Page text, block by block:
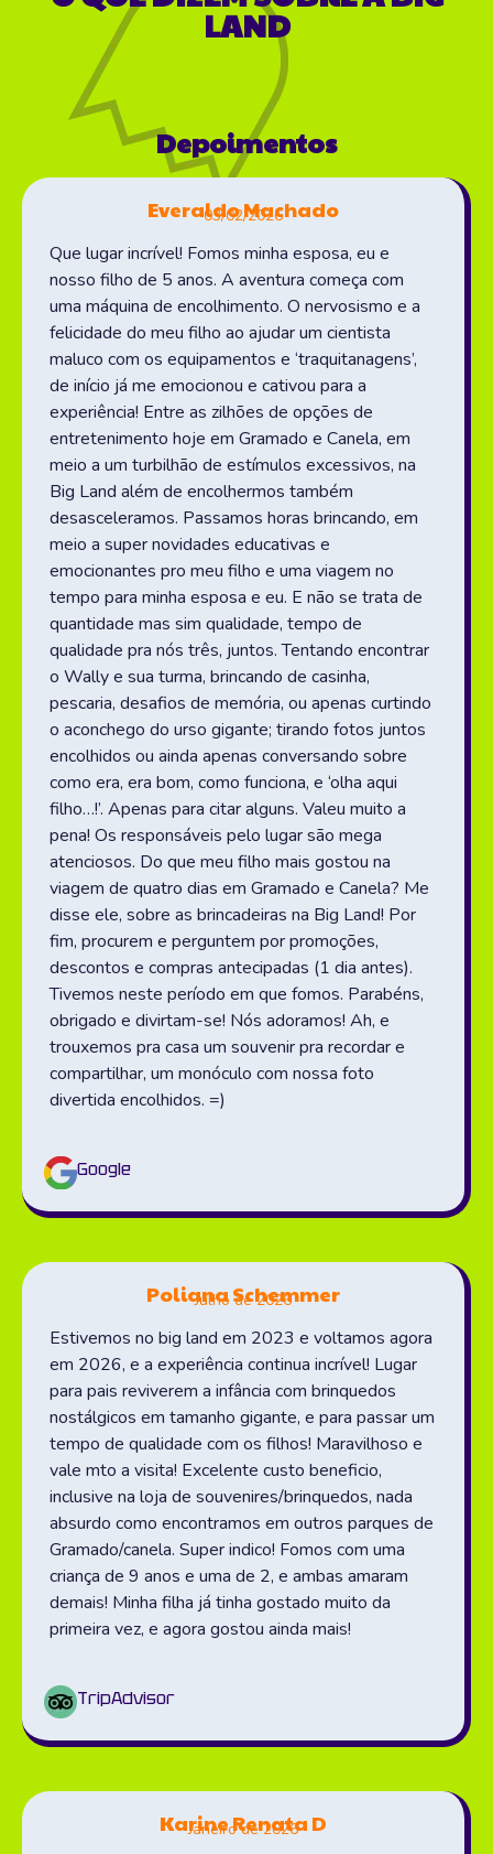
LAND
Depoimentos
Everaldo Machado
03/02/2026
Que lugar incrível! Fomos minha esposa, eu e
nosso filho de 5 anos. A aventura começa com
uma máquina de encolhimento. O nervosismo e a
felicidade do meu filho ao ajudar um cientista
maluco com os equipamentos e ‘traquitanagens’,
de início já me emocionou e cativou para a
experiência! Entre as zilhões de opções de
entretenimento hoje em Gramado e Canela, em
meio a um turbilhão de estímulos excessivos, na
Big Land além de encolhermos também
desasceleramos. Passamos horas brincando, em
meio a super novidades educativas e
emocionantes pro meu filho e uma viagem no
tempo para minha esposa e eu. E não se trata de
quantidade mas sim qualidade, tempo de
qualidade pra nós três, juntos. Tentando encontrar
o Wally e sua turma, brincando de casinha,
pescaria, desafios de memória, ou apenas curtindo
o aconchego do urso gigante; tirando fotos juntos
encolhidos ou ainda apenas conversando sobre
como era, era bom, como funciona, e ‘olha aqui
filho…!’. Apenas para citar alguns. Valeu muito a
pena! Os responsáveis pelo lugar são mega
atenciosos. Do que meu filho mais gostou na
viagem de quatro dias em Gramado e Canela? Me
disse ele, sobre as brincadeiras na Big Land! Por
fim, procurem e perguntem por promoções,
descontos e compras antecipadas (1 dia antes).
Tivemos neste período em que fomos. Parabéns,
obrigado e divirtam-se! Nós adoramos! Ah, e
trouxemos pra casa um souvenir pra recordar e
compartilhar, um monóculo com nossa foto
divertida encolhidos. =)
Google
Poliana Schemmer
Julho de 2026
Estivemos no big land em 2023 e voltamos agora
em 2026, e a experiência continua incrível! Lugar
para pais reviverem a infância com brinquedos
nostálgicos em tamanho gigante, e para passar um
tempo de qualidade com os filhos! Maravilhoso e
vale mto a visita! Excelente custo beneficio,
inclusive na loja de souvenires/brinquedos, nada
absurdo como encontramos em outros parques de
Gramado/canela. Super indico! Fomos com uma
criança de 9 anos e uma de 2, e ambas amaram
demais! Minha filha já tinha gostado muito da
primeira vez, e agora gostou ainda mais!
TripAdvisor
Karine Renata D
Janeiro de 2026